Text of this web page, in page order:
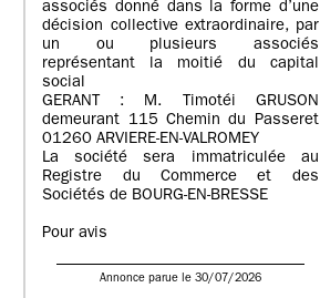
associés donné dans la forme d’une
décision collective extraordinaire, par
un ou plusieurs associés
représentant la moitié du capital
social
GERANT : M. Timotéi GRUSON
demeurant 115 Chemin du Passeret
01260 ARVIERE-EN-VALROMEY
La société sera immatriculée au
Registre du Commerce et des
Sociétés de BOURG-EN-BRESSE
Pour avis
Annonce parue le 30/07/2026